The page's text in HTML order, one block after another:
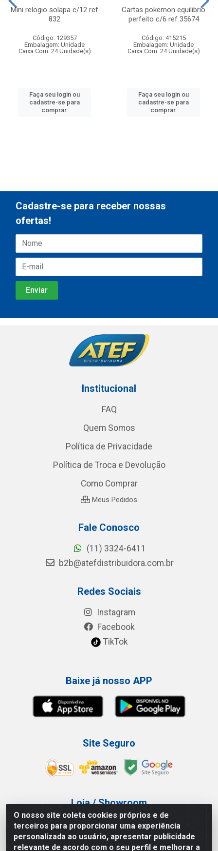
Mini relogio solapa c/12 ref
832
Código: 129357
Embalagem: Unidade
Caixa Com: 24 Unidade(s)
Faça seu login ou
cadastre-se para
comprar.
Cartas pokemon equilibrio
perfeito c/6 ref 35674
Código: 415215
Embalagem: Unidade
Caixa Com: 24 Unidade(s)
Faça seu login ou
cadastre-se para
comprar.
O nosso site coleta cookies próprios e de
terceiros para proporcionar uma experiência
personalizada ao usuário, apresentar publicidade
relevante de acordo com o seu perfil e melhorar a
Cadastre-se para receber nossas
ofertas!
Institucional
FAQ
Quem Somos
Política de Privacidade
Política de Troca e Devolução
Como Comprar
Meus Pedidos
Fale Conosco
(11) 3324-6411
b2b@atefdistribuidora.com.br
Redes Sociais
Instagram
Facebook
TikTok
Baixe já nosso APP
Site Seguro
Loja / Showroom
Tel.: (11) 3227-0546
Av Vautier, 587/597 - Pari - São Paulo/SP